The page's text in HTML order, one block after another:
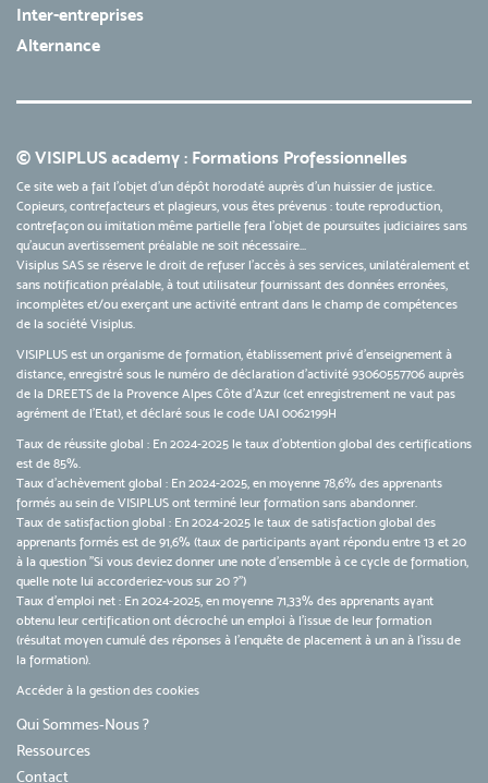
Inter-entreprises
Alternance
© VISIPLUS academy : Formations Professionnelles
Ce site web a fait l'objet d'un dépôt horodaté auprès d'un huissier de justice.
Copieurs, contrefacteurs et plagieurs, vous êtes prévenus : toute reproduction,
contrefaçon ou imitation même partielle fera l'objet de poursuites judiciaires sans
qu’aucun avertissement préalable ne soit nécessaire...
Visiplus SAS se réserve le droit de refuser l'accès à ses services, unilatéralement et
sans notification préalable, à tout utilisateur fournissant des données erronées,
incomplètes et/ou exerçant une activité entrant dans le champ de compétences
de la société Visiplus.
VISIPLUS est un organisme de formation, établissement privé d’enseignement à
distance, enregistré sous le numéro de déclaration d’activité 93060557706 auprès
de la DREETS de la Provence Alpes Côte d’Azur (cet enregistrement ne vaut pas
agrément de l’Etat), et déclaré sous le code UAI 0062199H
Taux de réussite global : En 2024-2025 le taux d'obtention global des certifications
est de 85%.
Taux d’achèvement global : En 2024-2025, en moyenne 78,6% des apprenants
formés au sein de VISIPLUS ont terminé leur formation sans abandonner.
Taux de satisfaction global : En 2024-2025 le taux de satisfaction global des
apprenants formés est de 91,6% (taux de participants ayant répondu entre 13 et 20
à la question "Si vous deviez donner une note d’ensemble à ce cycle de formation,
quelle note lui accorderiez-vous sur 20 ?")
Taux d’emploi net : En 2024-2025, en moyenne 71,33% des apprenants ayant
obtenu leur certification ont décroché un emploi à l'issue de leur formation
(résultat moyen cumulé des réponses à l'enquête de placement à un an à l'issu de
la formation).
Accéder à la gestion des cookies
Qui Sommes-Nous ?
Ressources
Contact